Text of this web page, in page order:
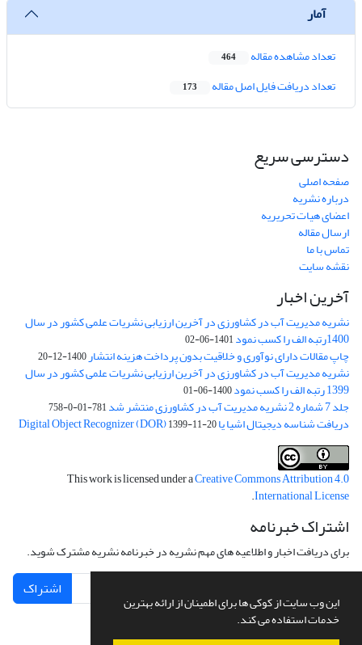
این وب سایت از کوکی ها برای اطمینان از ارائه بهترین
خدمات استفاده می کند.
آمار
تعداد مشاهده مقاله 464
تعداد دریافت فایل اصل مقاله 173
دسترسی سریع
صفحه اصلی
درباره نشریه
اعضای هیات تحریریه
ارسال مقاله
تماس با ما
نقشه سایت
آخرین اخبار
نشریه مدیریت آب در کشاورزی در آخرین ارزیابی نشریات علمی کشور در سال
1400رتبه الف را کسب نمود 1401-06-02
چاپ مقالات دارای نوآوری و خلاقیت بدون پرداخت هزینه انتشار1400-12-20
نشریه مدیریت آب در کشاورزی در آخرین ارزیابی نشریات علمی کشور در سال
1399 رتبه الف را کسب نمود 1400-06-01
جلد 7 شماره 2 نشریه مدیریت آب در کشاورزی منتشر شد 781-01-0-758
دریافت شناسه دیجیتال اشیا یا Digital Object Recognizer (DOR)1399-11-20
This work is licensed under aCreative Commons Attribution 4.0
International License
.
اشتراک خبرنامه
برای دریافت اخبار و اطلاعیه های مهم نشریه در خبرنامه نشریه مشترک شوید.
اشتراک